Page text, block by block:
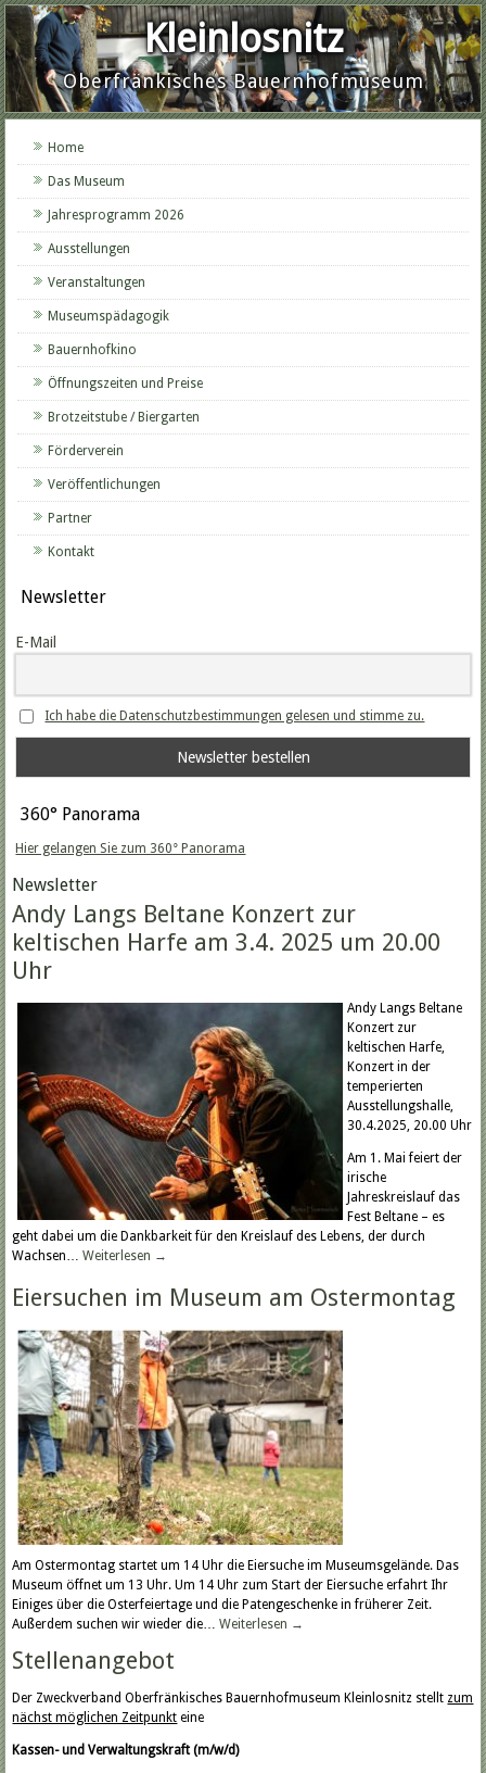
Kleinlosnitz
Oberfränkisches Bauernhofmuseum
Home
Das Museum
Jahresprogramm 2026
Ausstellungen
Veranstaltungen
Museumspädagogik
Bauernhofkino
Öffnungszeiten und Preise
Brotzeitstube / Biergarten
Förderverein
Veröffentlichungen
Partner
Kontakt
Newsletter
E-Mail
Ich habe die Datenschutzbestimmungen gelesen und stimme zu.
360° Panorama
Hier gelangen Sie zum 360° Panorama
Newsletter
Andy Langs Beltane Konzert zur
keltischen Harfe am 3.4. 2025 um 20.00
Uhr
Andy Langs Beltane
Konzert zur
keltischen Harfe,
Konzert in der
temperierten
Ausstellungshalle,
30.4.2025, 20.00 Uhr
Am 1. Mai feiert der
irische
Jahreskreislauf das
Fest Beltane – es
geht dabei um die Dankbarkeit für den Kreislauf des Lebens, der durch
Wachsen…Weiterlesen →
Eiersuchen im Museum am Ostermontag
Am Ostermontag startet um 14 Uhr die Eiersuche im Museumsgelände. Das
Museum öffnet um 13 Uhr. Um 14 Uhr zum Start der Eiersuche erfahrt Ihr
Einiges über die Osterfeiertage und die Patengeschenke in früherer Zeit.
Außerdem suchen wir wieder die…Weiterlesen →
Stellenangebot
Der Zweckverband Oberfränkisches Bauernhofmuseum Kleinlosnitz stellt zum
nächst möglichen Zeitpunkt eine
Kassen- und Verwaltungskraft (m/w/d)